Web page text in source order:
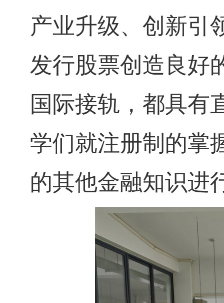
产业升级、创新引
发行股票创造良好
国际接轨，都具有
学们就注册制的掌
的其他金融知识进